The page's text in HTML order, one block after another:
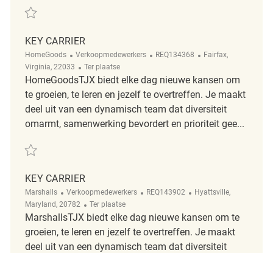
Redden Key Carrier REQ137009
KEY CARRIER
HomeGoods Categorie
Verkoopmedewerkers ReqId
REQ134368 Plaats
Fairfax,
Virginia, 22033
Afgelegen
Ter plaatse
HomeGoodsTJX biedt elke dag nieuwe kansen om
te groeien, te leren en jezelf te overtreffen. Je maakt
deel uit van een dynamisch team dat diversiteit
omarmt, samenwerking bevordert en prioriteit gee...
Redden Key Carrier REQ134368
KEY CARRIER
Marshalls Categorie
Verkoopmedewerkers ReqId
REQ143902 Plaats
Hyattsville,
Maryland, 20782
Afgelegen
Ter plaatse
MarshallsTJX biedt elke dag nieuwe kansen om te
groeien, te leren en jezelf te overtreffen. Je maakt
deel uit van een dynamisch team dat diversiteit